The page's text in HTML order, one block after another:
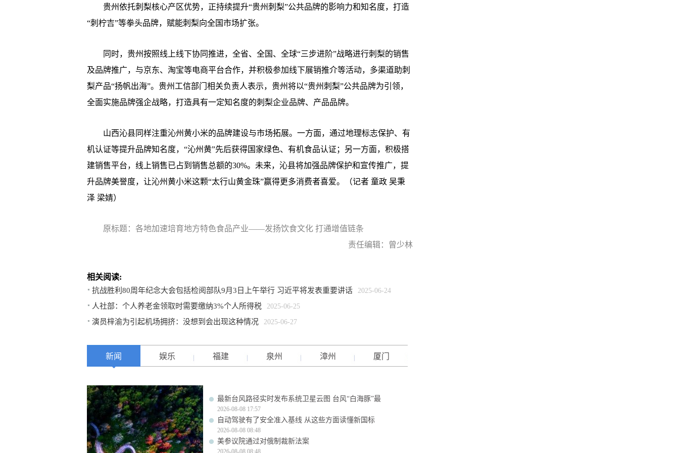
贵州依托刺梨核心产区优势，正持续提升“贵州刺梨”公共品牌的影响力和知名度，打造
“刺柠吉”等拳头品牌，赋能刺梨向全国市场扩张。
同时，贵州按照线上线下协同推进，全省、全国、全球“三步进阶”战略进行刺梨的销售
及品牌推广，与京东、淘宝等电商平台合作，并积极参加线下展销推介等活动，多渠道助刺
梨产品“扬帆出海”。贵州工信部门相关负责人表示，贵州将以“贵州刺梨”公共品牌为引领，
全面实施品牌强企战略，打造具有一定知名度的刺梨企业品牌、产品品牌。
山西沁县同样注重沁州黄小米的品牌建设与市场拓展。一方面，通过地理标志保护、有
机认证等提升品牌知名度，“沁州黄”先后获得国家绿色、有机食品认证；另一方面，积极搭
建销售平台，线上销售已占到销售总额的30%。未来，沁县将加强品牌保护和宣传推广，提
升品牌美誉度，让沁州黄小米这颗“太行山黄金珠”赢得更多消费者喜爱。（记者 童政 吴秉
泽 梁婧）
原标题：各地加速培育地方特色食品产业——发扬饮食文化 打通增值链条
责任编辑：曾少林
相关阅读:
抗战胜利80周年纪念大会包括检阅部队9月3日上午举行 习近平将发表重要讲话 2025-06-24
人社部：个人养老金领取时需要缴纳3%个人所得税 2025-06-25
演员梓渝为引起机场拥挤：没想到会出现这种情况 2025-06-27
新闻 娱乐 福建 泉州 漳州 厦门
最新台风路径实时发布系统卫星云图 台风“白海豚”最
2026-08-08 17:57
自动驾驶有了安全准入基线 从这些方面读懂新国标
2026-08-08 08:48
美参议院通过对俄制裁新法案
2026-08-08 08:48